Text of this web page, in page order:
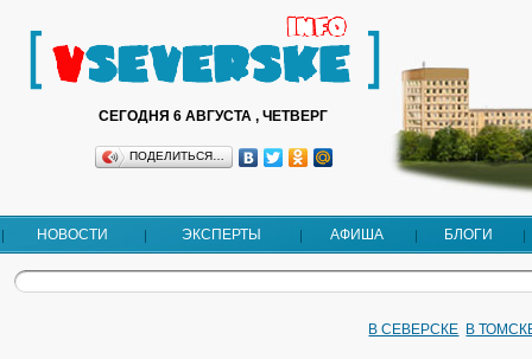
СЕГОДНЯ 6 АВГУСТА , ЧЕТВЕРГ
ПОДЕЛИТЬСЯ…
НОВОСТИ ЭКСПЕРТЫ АФИША БЛОГИ
В СЕВЕРСКЕ В